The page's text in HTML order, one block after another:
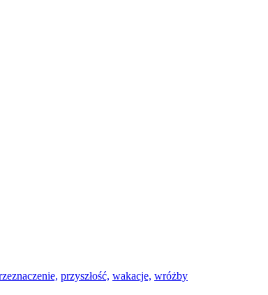
przyszłość, wakacje, wróżby